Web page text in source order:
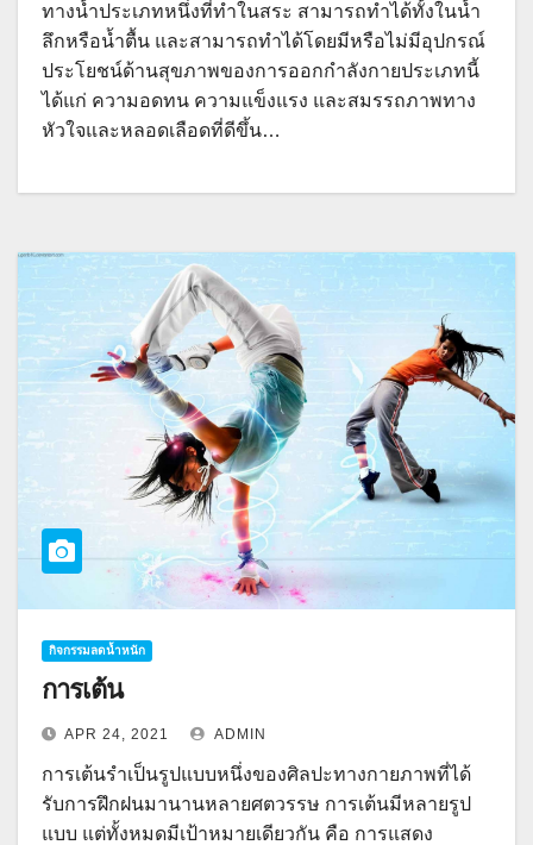
ทางน้ำประเภทหนึ่งที่ทำในสระ สามารถทำได้ทั้งในน้ำ
ลึกหรือน้ำตื้น และสามารถทำได้โดยมีหรือไม่มีอุปกรณ์
ประโยชน์ด้านสุขภาพของการออกกำลังกายประเภทนี้
ได้แก่ ความอดทน ความแข็งแรง และสมรรถภาพทาง
หัวใจและหลอดเลือดที่ดีขึ้น…
กิจกรรมลดน้ำหนัก
การเต้น
APR 24, 2021 ADMIN
การเต้นรำเป็นรูปแบบหนึ่งของศิลปะทางกายภาพที่ได้
รับการฝึกฝนมานานหลายศตวรรษ การเต้นมีหลายรูป
แบบ แต่ทั้งหมดมีเป้าหมายเดียวกัน คือ การแสดง